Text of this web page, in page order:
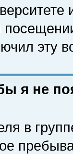
эту
я не
в